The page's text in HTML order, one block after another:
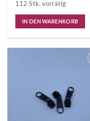
112 Stk. vorrätig
IN DEN WARENKORB